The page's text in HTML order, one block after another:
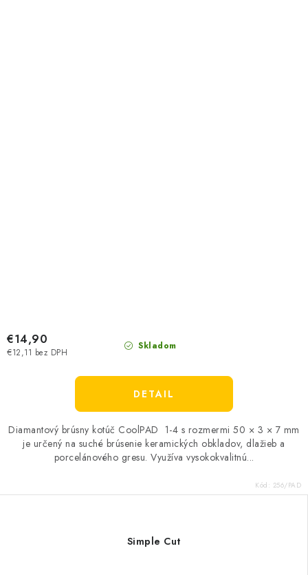
Skladom
€12,11 bez DPH
€14,90
DETAIL
Diamantový brúsny kotúč CoolPAD 1-4 s rozmermi 50 × 3 × 7 mm
je určený na suché brúsenie keramických obkladov, dlažieb a
porcelánového gresu. Využíva vysokokvalitnú...
Kód: 256/PAD
Simple Cut